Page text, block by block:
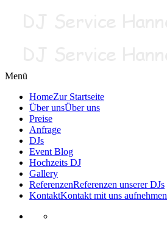
Menü
HomeZur Startseite
Über unsÜber uns
Preise
Anfrage
DJs
Event Blog
Hochzeits DJ
Gallery
ReferenzenReferenzen unserer DJs
KontaktKontakt mit uns aufnehmen